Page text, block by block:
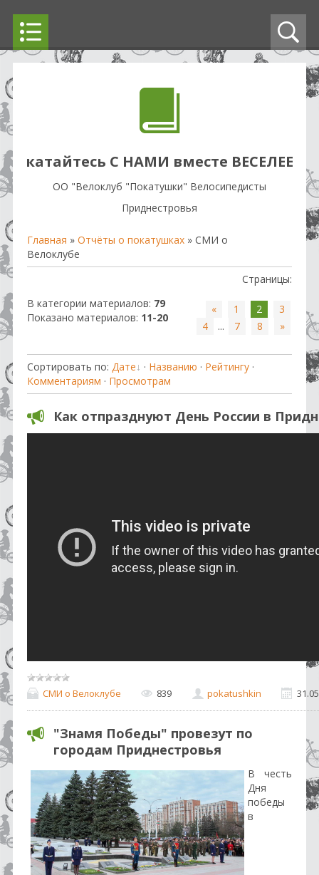
катайтесь С НАМИ вместе ВЕСЕЛЕЕ
OO "Велоклуб "Покатушки" Велосипедисты
Приднестровья
Главная » Отчёты о покатушках » СМИ о
Велоклубе
В категории материалов: 79
Показано материалов: 11-20
Страницы:
« 1 2
3
4
... 7 8 »
Сортировать по: Дате · Названию · Рейтингу ·
Комментариям · Просмотрам
Как отпразднуют День России в
СМИ о Велоклубе 839 pokatushkin
"Знамя Победы" провезут по
городам Приднестровья
В честь
Дня
победы
в